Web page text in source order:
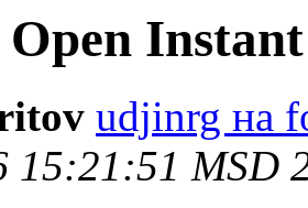
udjinrg на
MSD